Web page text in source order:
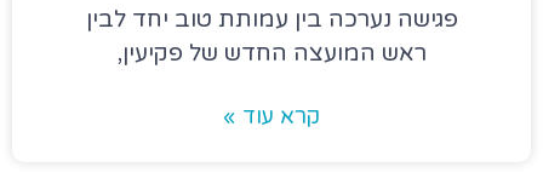
פגישה נערכה בין עמותת טוב יחד לבין
ראש המועצה החדש של פקיעין,
קרא עוד »